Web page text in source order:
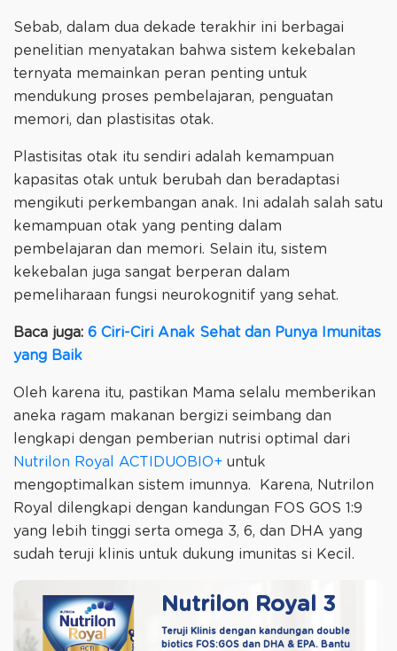
Sebab, dalam dua dekade terakhir ini berbagai
penelitian menyatakan bahwa sistem kekebalan
ternyata memainkan peran penting untuk
mendukung proses pembelajaran, penguatan
memori, dan plastisitas otak.
Plastisitas otak itu sendiri adalah kemampuan
kapasitas otak untuk berubah dan beradaptasi
mengikuti perkembangan anak. Ini adalah salah satu
kemampuan otak yang penting dalam
pembelajaran dan memori. Selain itu, sistem
kekebalan juga sangat berperan dalam
pemeliharaan fungsi neurokognitif yang sehat.
Baca juga: 6 Ciri-Ciri Anak Sehat dan Punya Imunitas
yang Baik
Oleh karena itu, pastikan Mama selalu memberikan
aneka ragam makanan bergizi seimbang dan
lengkapi dengan pemberian nutrisi optimal dari
Nutrilon Royal ACTIDUOBIO+ untuk
mengoptimalkan sistem imunnya. Karena, Nutrilon
Royal dilengkapi dengan kandungan FOS GOS 1:9
yang lebih tinggi serta omega 3, 6, dan DHA yang
sudah teruji klinis untuk dukung imunitas si Kecil.
Nutrilon Royal 3
Teruji Klinis dengan kandungan double
biotics FOS:GOS dan DHA & EPA. Bantu